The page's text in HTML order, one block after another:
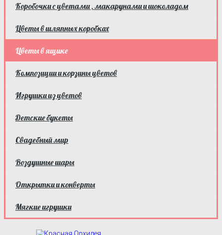
Коробочки с цветами , макарунами и шоколадом
Цветы в шляпных коробках
Цветы в ящике
Композиции и корзины цветов
Игрушки из цветов
Детские букеты
Свадебный мир
Воздушные шары
Открытки и конверты
Мягкие игрушки